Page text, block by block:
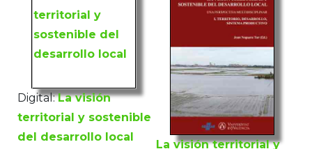
Digital: La visión
territorial y sostenible
del desarrollo local
La visión territorial y